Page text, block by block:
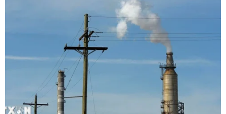
Canada hỗ trợ hành khách đi chung
chuyến bay với ca nhiễm virus corona
29/01/2020 00:26